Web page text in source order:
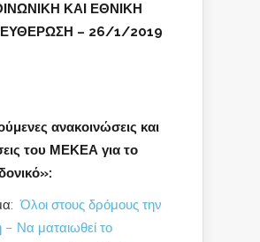
ΚΑΙ ΕΘΝΙΚΗ
– 26/1/2019
ανακοινώσεις και
του ΜΕΚΕΑ για το
Όλοι στους δρόμους την
– Να ματαιωθεί το